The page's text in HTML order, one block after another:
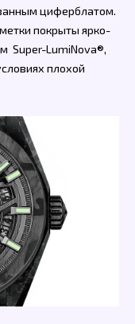
циферблатом.
покрыты ярко-
Super-LumiNova®,
плохой